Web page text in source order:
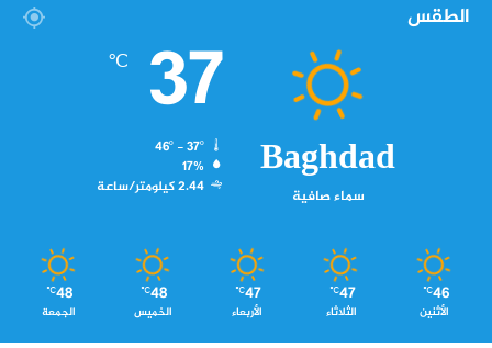
الطقس
Baghdad
سماء صافية
37
℃
17%
2.44 كيلومتر/ساعة
46
℃
الأثنين
47
℃
الثلاثاء
47
℃
الأربعاء
48
℃
الخميس
48
℃
الجمعة